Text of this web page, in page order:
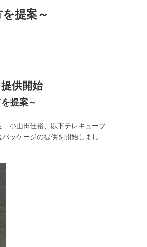
提案～
供開始
提案～
小山田佳裕、以下テレキューブ
ッケージの提供を開始しまし